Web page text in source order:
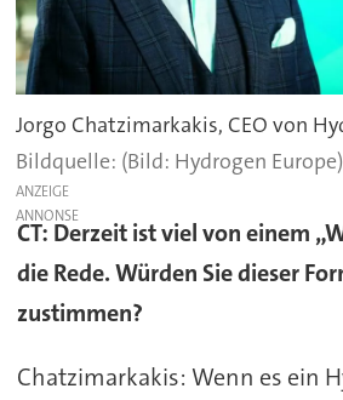
Jorgo Chatzimarkakis, CEO von
(Bild: Hydrogen Europe)
ANZEIGE
CT: Derzeit ist viel von einem
die Rede. Würden Sie dieser
zustimmen?
Chatzimarkakis: Wenn es ein